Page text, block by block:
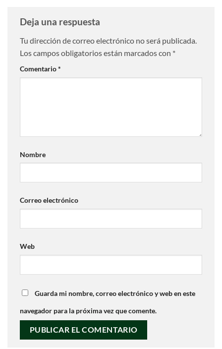
Deja una respuesta
Tu dirección de correo electrónico no será publicada.
Los campos obligatorios están marcados con *
Comentario*
Nombre
Correo electrónico
Web
Guarda mi nombre, correo electrónico y web en este
navegador para la próxima vez que comente.